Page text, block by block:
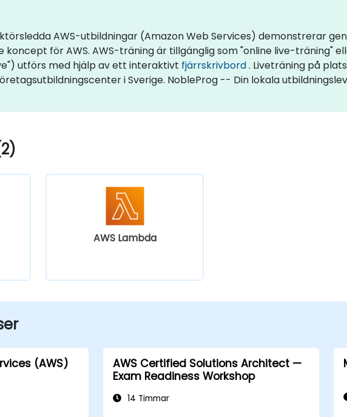
AWS-utbildningar (Amazon Web Services) demonstrerar
för AWS. AWS-träning är tillgänglig som "online live-träning"
utförs med hjälp av ett interaktivt fjärrskrivbord. Liveträning på
i Sverige. NobleProg -- Din lokala
AWS Lambda
(AWS)
AWS Certified Solutions Architect —
Exam Readiness Workshop
14 Timmar